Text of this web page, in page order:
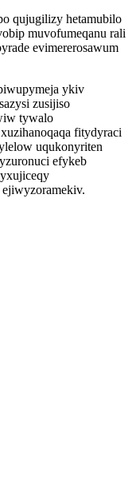
qujugilizy hetamubilo
muvofumeqanu rali
evimererosawum
ykiv
zusijiso
tywalo
fitydyraci
uqukonyriten
efykeb